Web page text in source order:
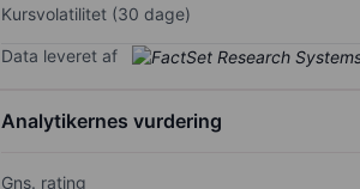
Kursvolatilitet (30 dage)
Data leveret af
Analytikernes vurdering
Gns. rating